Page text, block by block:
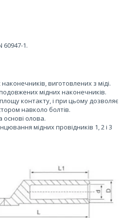
60947-1.
виготовлених з міді.
мідних наконечників.
контакту, і при цьому дозволяє
навколо болтів.
основі олова.
мідних провідників 1, 2 і 3